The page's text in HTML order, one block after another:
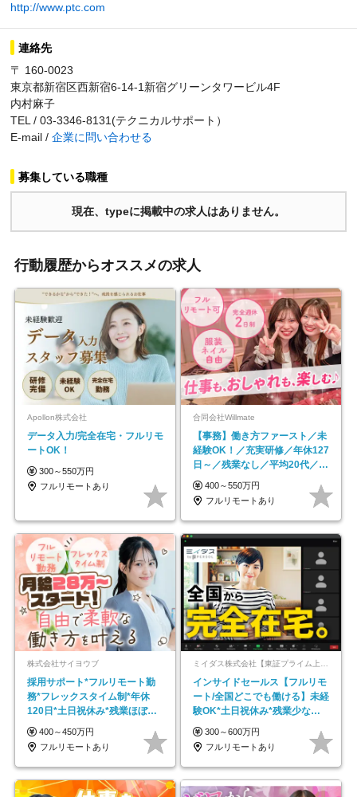
http://www.ptc.com
連絡先
〒 160-0023
東京都新宿区西新宿6-14-1新宿グリーンタワービル4F
内村麻子
TEL / 03-3346-8131(テクニカルサポート）
E-mail / 企業に問い合わせる
募集している職種
現在、typeに掲載中の求人はありません。
行動履歴からオススメの求人
Apollon株式会社
データ入力/完全在宅・フルリモ
ートOK！
300～550万円
フルリモートあり
合同会社Willmate
【事務】働き方ファースト／未
経験OK！／充実研修／年休127
日～／残業なし／平均20代／リ
モートOK
400～550万円
フルリモートあり
株式会社サイヨウブ
採用サポート*フルリモート勤
務*フレックスタイム制*年休
120日*土日祝休み*残業ほぼな
し*育児中社員8割以上
400～450万円
フルリモートあり
インサイドセールス【フルリモ
ート/全国どこでも働ける】未経
験OK*土日祝休み*残業少なめ*
在宅勤務手当あり
300～600万円
フルリモートあり